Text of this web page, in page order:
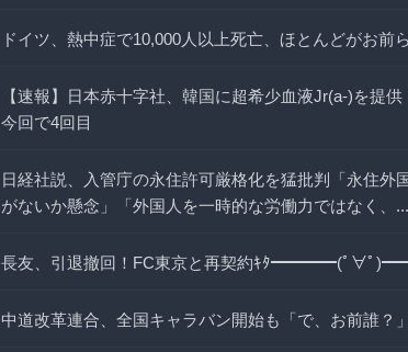
ドイツ、熱中症で10,000人以上死亡、ほとんどがお前
【速報】日本赤十字社、韓国に超希少血液Jr(a-)を提
今回で4回目
日経社説、入管庁の永住許可厳格化を猛批判「永住
がないか懸念」「外国人を一時的な労働力ではなく、...
長友、引退撤回！FC東京と再契約ｷﾀ━━━━(ﾟ∀ﾟ
中道改革連合、全国キャラバン開始も「で、お前誰？